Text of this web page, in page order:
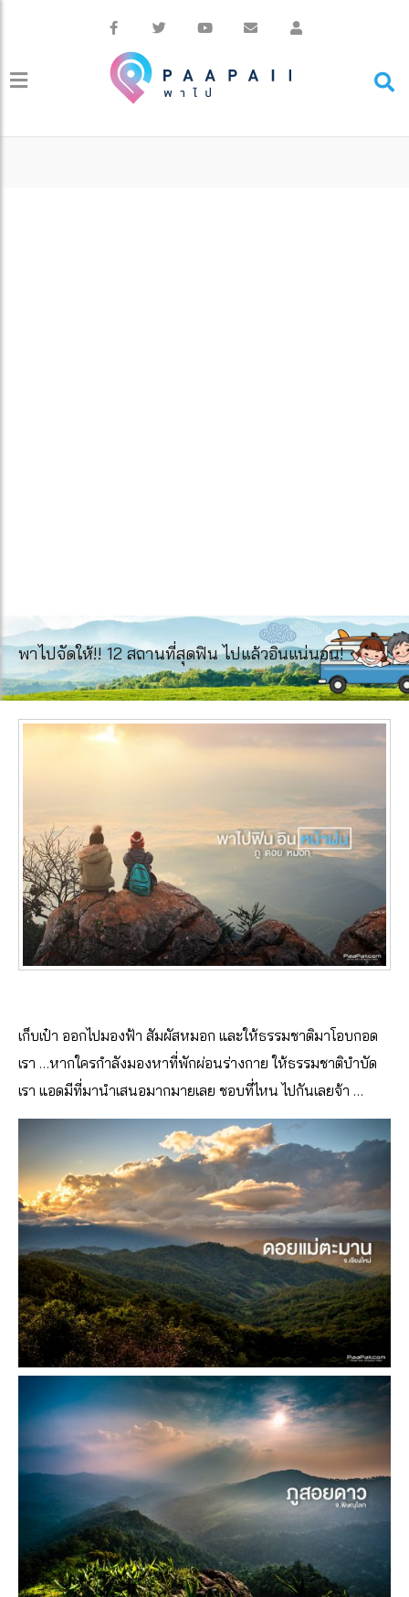
พาไปจัดให้!! 12 สถานที่สุดฟิน ไปแล้วอินแน่นอน!
เก็บเป๋า ออกไปมองฟ้า สัมผัสหมอก และให้ธรรมชาติมาโอบกอด
เรา …หากใครกำลังมองหาที่พักผ่อนร่างกาย ให้ธรรมชาติบำบัด
เรา แอดมีที่มานำเสนอมากมายเลย ชอบที่ไหน ไปกันเลยจ้า …